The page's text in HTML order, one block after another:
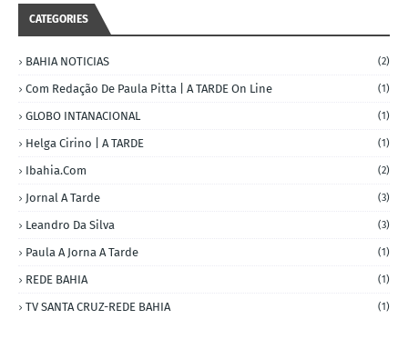
CATEGORIES
BAHIA NOTICIAS (2)
Com Redação De Paula Pitta | A TARDE On Line (1)
GLOBO INTANACIONAL (1)
Helga Cirino | A TARDE (1)
Ibahia.com (2)
Jornal A Tarde (3)
Leandro Da Silva (3)
Paula A Jorna A Tarde (1)
REDE BAHIA (1)
TV SANTA CRUZ-REDE BAHIA (1)